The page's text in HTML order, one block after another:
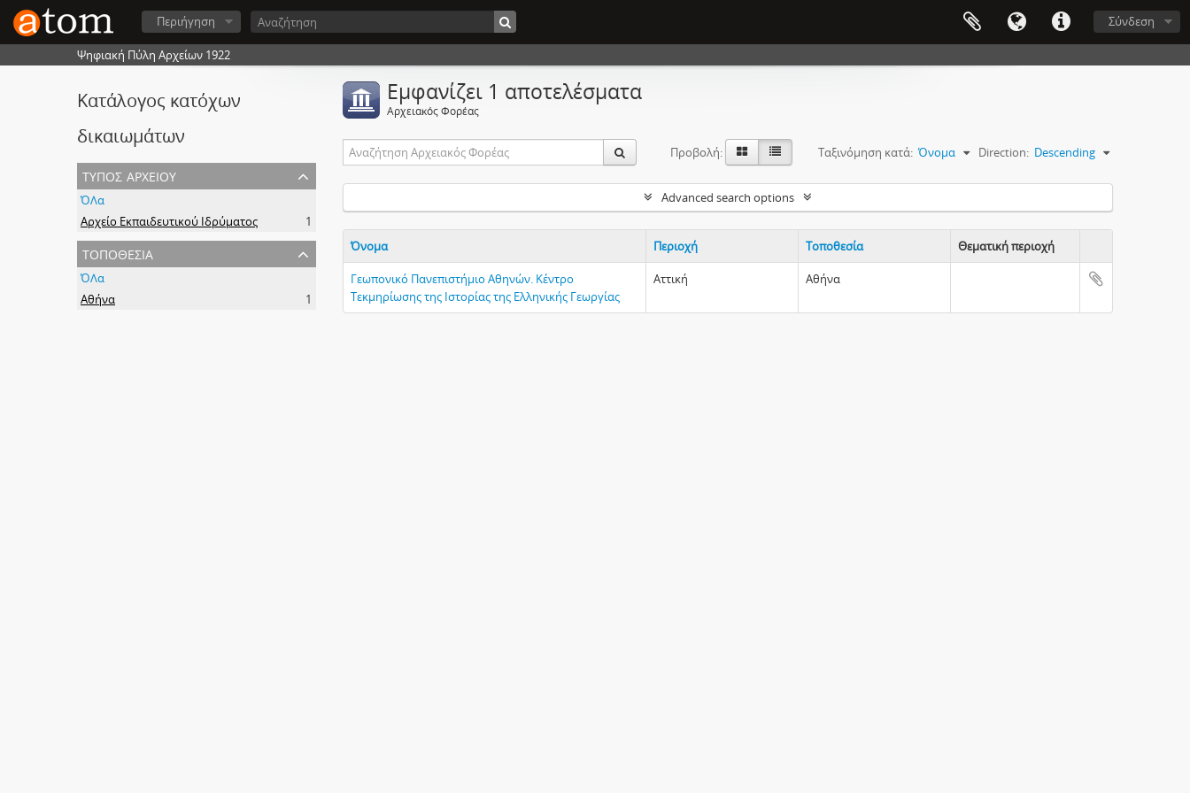
Σύνδεση
Περιήγηση
Ψηφιακή Πύλη Αρχείων 1922
Κατάλογος κατόχων
δικαιωμάτων
τύπος αρχείου
ΌΛα
Αρχείο Εκπαιδευτικού Ιδρύματος
1
τοποθεσία
ΌΛα
Αθήνα
1
Εμφανίζει 1 αποτελέσματα
Αρχειακός Φορέας
Προβολή: Ταξινόμηση κατά: Όνομα Direction: Descending
Advanced search options
Όνομα Περιοχή Τοποθεσία
Θεματική περιοχή
Clipboard
Γεωπονικό Πανεπιστήμιο Αθηνών. Κέντρο
Τεκμηρίωσης της Ιστορίας της Ελληνικής Γεωργίας
Αττική Αθήνα